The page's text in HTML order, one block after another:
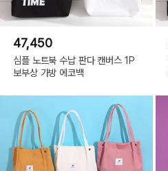
47,450
심플 노트북 수납 판다 캔버스 1P
보부상 가방 에코백